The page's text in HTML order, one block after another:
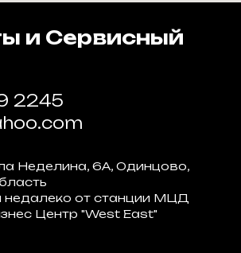
и Сервисный
2245
Неделина, 6А, Одинцово,
от станции МЦД
Центр "West East"